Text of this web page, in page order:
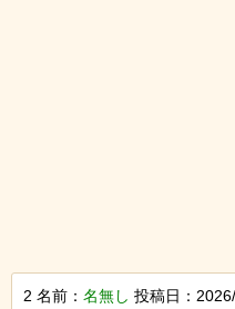
2 名前： 名無し 投稿日：